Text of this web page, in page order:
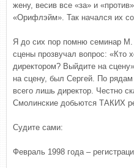
жену, весив все «за» и
«Орифлэйм». Так начался их
Я до сих пор помню семинар
сцены прозвучал вопрос: «Кто
директором? Выйдите на
на сцену, был Сергей. По
всего лишь директор. Честно
Смолинские добьются ТАКИХ
Судите сами:
Февраль 1998 года –